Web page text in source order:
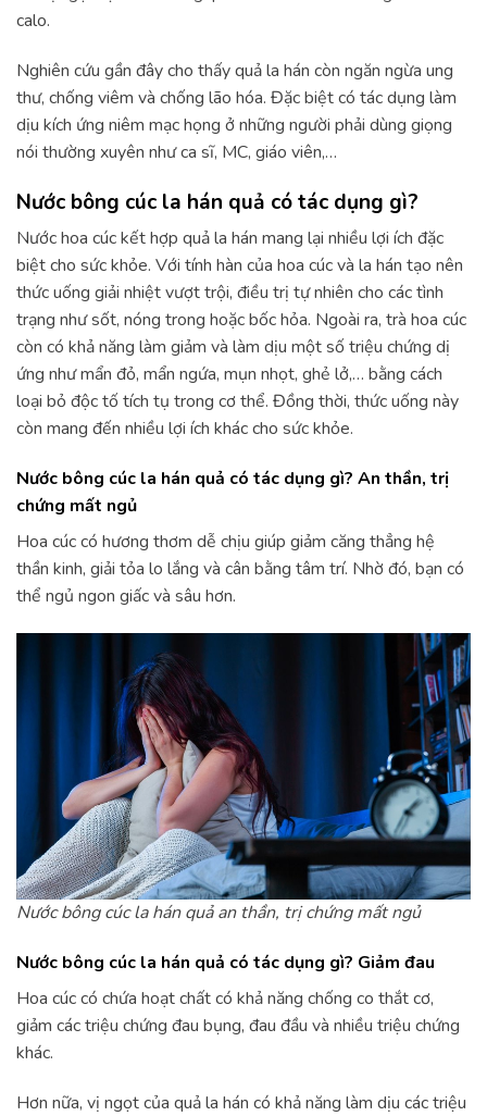
calo.
Nghiên cứu gần đây cho thấy quả la hán còn ngăn ngừa ung
thư, chống viêm và chống lão hóa. Đặc biệt có tác dụng làm
dịu kích ứng niêm mạc họng ở những người phải dùng giọng
nói thường xuyên như ca sĩ, MC, giáo viên,…
Nước bông cúc la hán quả có tác dụng gì?
Nước hoa cúc kết hợp quả la hán mang lại nhiều lợi ích đặc
biệt cho sức khỏe. Với tính hàn của hoa cúc và la hán tạo nên
thức uống giải nhiệt vượt trội, điều trị tự nhiên cho các tình
trạng như sốt, nóng trong hoặc bốc hỏa. Ngoài ra, trà hoa cúc
còn có khả năng làm giảm và làm dịu một số triệu chứng dị
ứng như mẩn đỏ, mẩn ngứa, mụn nhọt, ghẻ lở,… bằng cách
loại bỏ độc tố tích tụ trong cơ thể. Đồng thời, thức uống này
còn mang đến nhiều lợi ích khác cho sức khỏe.
Nước bông cúc la hán quả có tác dụng gì? An thần, trị
chứng mất ngủ
Hoa cúc có hương thơm dễ chịu giúp giảm căng thẳng hệ
thần kinh, giải tỏa lo lắng và cân bằng tâm trí. Nhờ đó, bạn có
thể ngủ ngon giấc và sâu hơn.
Nước bông cúc la hán quả an thần, trị chứng mất ngủ
Nước bông cúc la hán quả có tác dụng gì? Giảm đau
Hoa cúc có chứa hoạt chất có khả năng chống co thắt cơ,
giảm các triệu chứng đau bụng, đau đầu và nhiều triệu chứng
khác.
Hơn nữa, vị ngọt của quả la hán có khả năng làm dịu các triệu